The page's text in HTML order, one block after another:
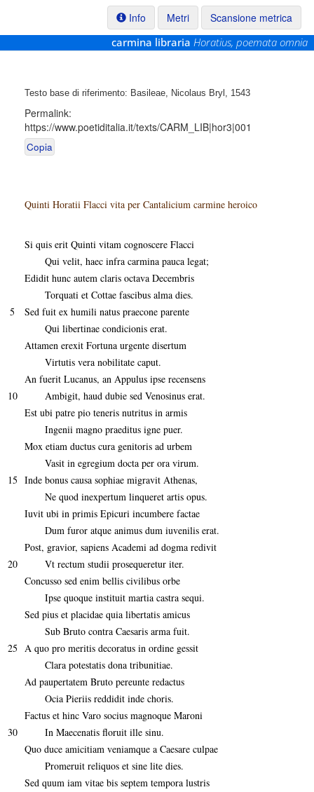
Info Metri
Scansione metrica
carmina libraria Horatius, poemata omnia
Testo base di riferimento: Basileae, Nicolaus Bryl, 1543
Permalink:
https://www.poetiditalia.it/texts/CARM_LIB|hor3|001
Copia
Quinti Horatii Flacci vita per Cantalicium carmine heroico
Si quis erit Quinti vitam cognoscere Flacci
Qui velit, haec infra carmina pauca legat;
Edidit hunc autem claris octava Decembris
Torquati et Cottae fascibus alma dies.
5
Sed fuit ex humili natus praecone parente
Qui libertinae condicionis erat.
Attamen erexit Fortuna urgente disertum
Virtutis vera nobilitate caput.
An fuerit Lucanus, an Appulus ipse recensens
10
Ambigit, haud dubie sed Venosinus erat.
Est ubi patre pio teneris nutritus in armis
Ingenii magno praeditus igne puer.
Mox etiam ductus cura genitoris ad urbem
Vasit in egregium docta per ora virum.
15 Inde bonus causa sophiae migravit Athenas,
Ne quod inexpertum linqueret artis opus.
Iuvit ubi in primis Epicuri incumbere factae
Dum furor atque animus dum iuvenilis erat.
Post, gravior, sapiens Academi ad dogma redivit
20
Vt rectum studii prosequeretur iter.
Concusso sed enim bellis civilibus orbe
Ipse quoque instituit martia castra sequi.
Sed pius et placidae quia libertatis amicus
Sub Bruto contra Caesaris arma fuit.
25 A quo pro meritis decoratus in ordine gessit
Clara potestatis dona tribunitiae.
Ad paupertatem Bruto pereunte redactus
Ocia Pieriis reddidit inde choris.
Factus et hinc Varo socius magnoque Maroni
30
In Maecenatis floruit ille sinu.
Quo duce amicitiam veniamque a Caesare culpae
Promeruit reliquos et sine lite dies.
Sed quum iam vitae bis septem tempora lustris